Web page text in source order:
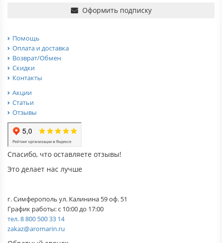
Оформить подписку
Помощь
Оплата и доставка
Возврат/Обмен
Скидки
Контакты
Акции
Статьи
Отзывы
Спасибо, что оставляете отзывы!
Это делает нас лучше
г. Симферополь ул. Калинина 59 оф. 51
График работы: с 10:00 до 17:00
тел. 8 800 500 33 14
zakaz@aromarin.ru